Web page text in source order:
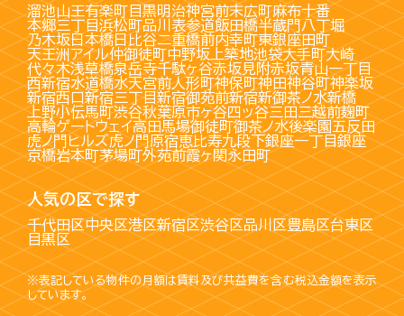
溜池山王有楽町目黒明治神宮前末広町麻布十番
本郷三丁目浜松町品川 表参道飯田橋半蔵門八丁堀
乃木坂日本橋日比谷二重橋前内幸町東銀座田町
天王洲アイル仲御徒町中野坂上築地池袋大手町大崎
代々木浅草橋泉岳寺千駄ヶ谷赤坂見附赤坂青山一丁目
西新宿水道橋水天宮前人形町神保町神田神谷町神楽坂
新宿西口新宿三丁目新宿御苑前新宿新御茶ノ水新橋
上野小伝馬町渋谷秋葉原市ヶ谷四ッ谷三田三越前麹町
高輪ゲートウェイ高田馬場御徒町御茶ノ水後楽園五反田
虎ノ門ヒルズ虎ノ門原宿恵比寿九段下銀座一丁目銀座
京橋岩本町茅場町外苑前霞ヶ関永田町
人気の区で探す
千代田区中央区港区新宿区渋谷区品川区豊島区台東区
目黒区
※表記している物件の月額は賃料及び共益費を含む税込金額を表示
しています。